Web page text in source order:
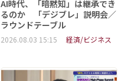
AI時代、「暗黙知」は継承でき
るのか 「デジブレ」説明会／
ラウンドテーブル
2026.08.03 15:15 経済/ビジネス